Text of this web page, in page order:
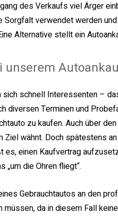
des Verkaufs viel Ärger
verwendet werden
Alternative stellt ein
unserem
schnell Interessenten –
diversen Terminen und
zu kaufen. Auch über
Ziel wähnt. Doch spätestens
es, einen Kaufvertrag
„um die Ohren fliegt“.
Gebrauchtautos an den
müssen, da in diesem Fall